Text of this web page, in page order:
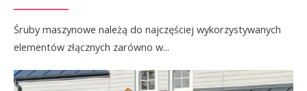
Śruby maszynowe należą do najczęściej wykorzystywanych
elementów złącznych zarówno w...